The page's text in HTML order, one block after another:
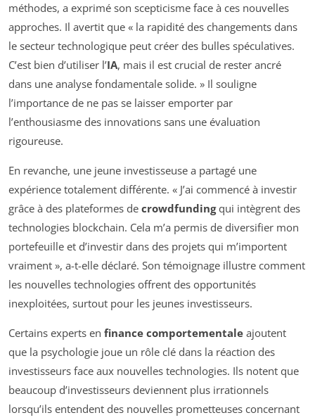
méthodes, a exprimé son scepticisme face à ces nouvelles
approches. Il avertit que « la rapidité des changements dans
le secteur technologique peut créer des bulles spéculatives.
C’est bien d’utiliser l’IA, mais il est crucial de rester ancré
dans une analyse fondamentale solide. » Il souligne
l’importance de ne pas se laisser emporter par
l’enthousiasme des innovations sans une évaluation
rigoureuse.
En revanche, une jeune investisseuse a partagé une
expérience totalement différente. « J’ai commencé à investir
grâce à des plateformes de crowdfundingqui intègrent des
technologies blockchain. Cela m’a permis de diversifier mon
portefeuille et d’investir dans des projets qui m’importent
vraiment », a-t-elle déclaré. Son témoignage illustre comment
les nouvelles technologies offrent des opportunités
inexploitées, surtout pour les jeunes investisseurs.
Certains experts en finance comportementale ajoutent
que la psychologie joue un rôle clé dans la réaction des
investisseurs face aux nouvelles technologies. Ils notent que
beaucoup d’investisseurs deviennent plus irrationnels
lorsqu’ils entendent des nouvelles prometteuses concernant